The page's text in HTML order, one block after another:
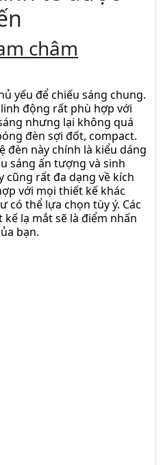
châm
yếu để chiếu sáng chung.
động rất phù hợp với
nhưng lại không quá
đèn sợi đốt, compact.
đèn này chính là kiểu dáng
sáng ấn tượng và sinh
cũng rất đa dạng về kích
với mọi thiết kế khác
có thể lựa chọn tùy ý. Các
lạ mắt sẽ là điểm nhấn
bạn.